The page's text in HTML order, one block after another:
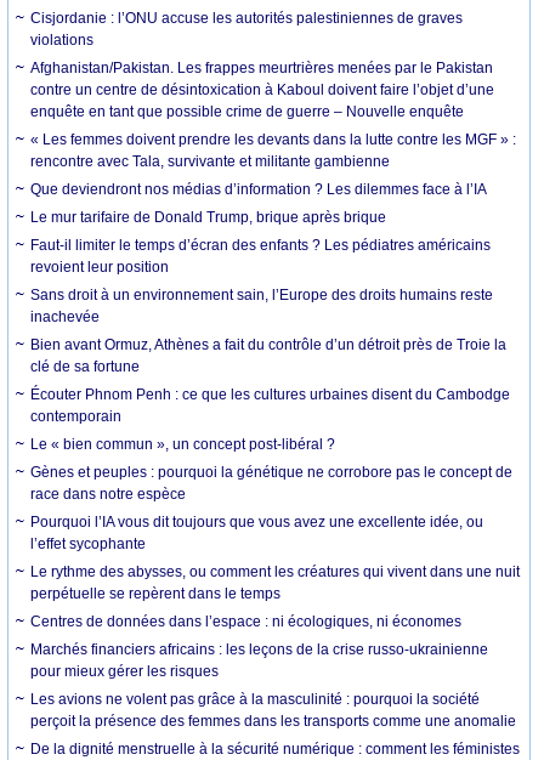
Cisjordanie : l’ONU accuse les autorités palestiniennes de graves
violations
Afghanistan/Pakistan. Les frappes meurtrières menées par le Pakistan
contre un centre de désintoxication à Kaboul doivent faire l’objet d’une
enquête en tant que possible crime de guerre – Nouvelle enquête
« Les femmes doivent prendre les devants dans la lutte contre les MGF » :
rencontre avec Tala, survivante et militante gambienne
Que deviendront nos médias d’information ? Les dilemmes face à l’IA
Le mur tarifaire de Donald Trump, brique après brique
Faut-il limiter le temps d’écran des enfants ? Les pédiatres américains
revoient leur position
Sans droit à un environnement sain, l’Europe des droits humains reste
inachevée
Bien avant Ormuz, Athènes a fait du contrôle d’un détroit près de Troie la
clé de sa fortune
Écouter Phnom Penh : ce que les cultures urbaines disent du Cambodge
contemporain
Le « bien commun », un concept post-libéral ?
Gènes et peuples : pourquoi la génétique ne corrobore pas le concept de
race dans notre espèce
Pourquoi l’IA vous dit toujours que vous avez une excellente idée, ou
l’effet sycophante
Le rythme des abysses, ou comment les créatures qui vivent dans une nuit
perpétuelle se repèrent dans le temps
Centres de données dans l’espace : ni écologiques, ni économes
Marchés financiers africains : les leçons de la crise russo-ukrainienne
pour mieux gérer les risques
Les avions ne volent pas grâce à la masculinité : pourquoi la société
perçoit la présence des femmes dans les transports comme une anomalie
De la dignité menstruelle à la sécurité numérique : comment les féministes